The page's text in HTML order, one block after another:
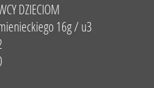
DZIECIOM
16g / u3